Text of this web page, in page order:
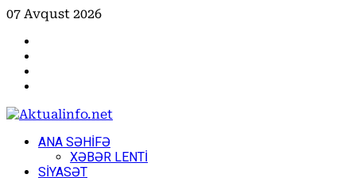
Skip
content
07 Avqust 2026
PrimaryANA SƏHİFƏ
XƏBƏR LENTİ
SİYASƏT